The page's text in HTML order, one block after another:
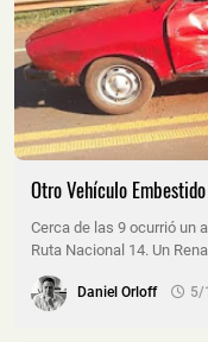
Otro Vehículo
Cerca de las 9 ocurrió un
Ruta Nacional 14. Un
Daniel Orloff 5/